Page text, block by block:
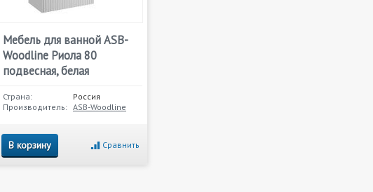
Мебель для ванной ASB-
Woodline Риола 80
подвесная, белая
Страна:
Россия
Производитель: ASB-Woodline
В корзину Сравнить